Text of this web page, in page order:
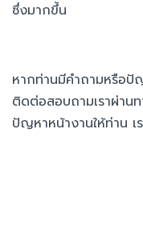
ซึ่งมากขึ้น
หากท่านมีคำถามหรือปั
ติดต่อสอบถามเราผ่าน
ปัญหาหน้างานให้ท่าน